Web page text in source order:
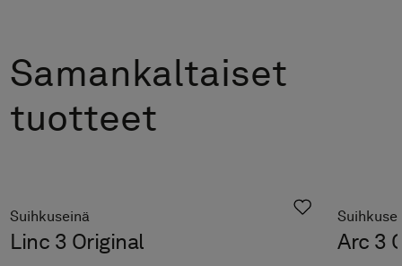
Samankaltaiset
tuotteet
Suihkuseinä
Linc 3 Original Arc 3